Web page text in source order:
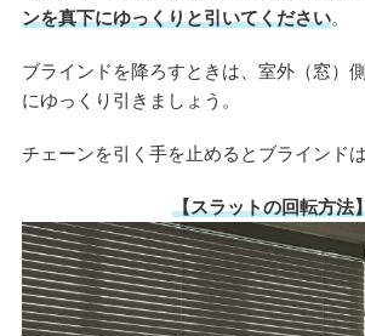
ンを真下にゆっくりと引いてください。
ブラインドを降ろすときは、室外（窓）
にゆっくり引きましょう。
チェーンを引く手を止めるとブラインド
【スラットの回転方法